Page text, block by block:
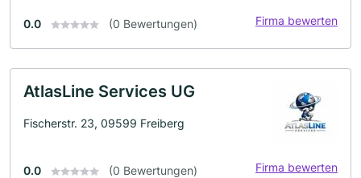
0.0 (0 Bewertungen) Firma bewerten
AtlasLine Services UG
Fischerstr. 23, 09599 Freiberg
0.0 (0 Bewertungen) Firma bewerten